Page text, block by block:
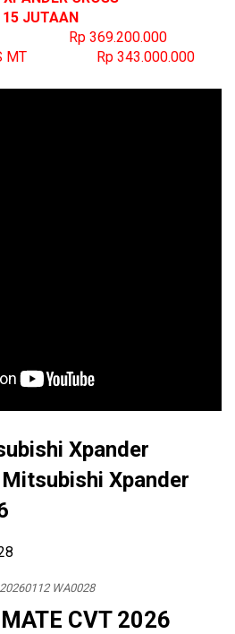
15 JUTAAN
Rp 369.200.000
MT
Rp 343.000.000
Xpander
Xpander
WA0028
CVT 2026